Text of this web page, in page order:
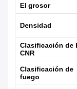
El grosor
Densidad
Clasificación de
CNR
Clasificación de
fuego